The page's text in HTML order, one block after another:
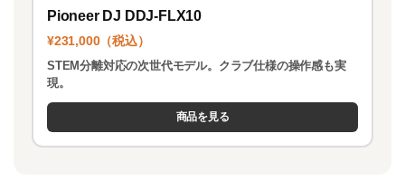
Pioneer DJ DDJ-FLX10
¥231,000（税込）
STEM分離対応の次世代モデル。クラブ仕様の操作感も実
現。
商品を見る